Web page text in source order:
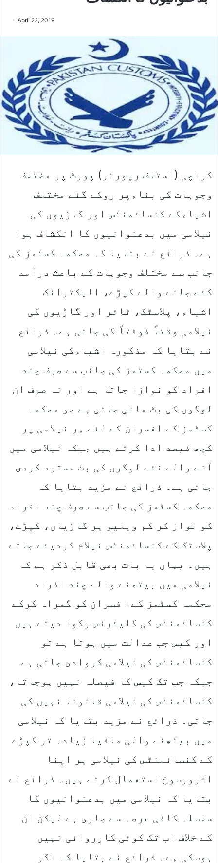
April 22, 2019
کراچی (اسٹاف رپورٹر) پورٹ پر مختلف
وجوہات کی بناءپر روکے گئے مختلف
اشیاءکے کنسائمنٹس اور گاڑیوں کی
نیلامی میں بدعنوانیوں کا انکشاف ہوا
ہے۔ ذرائع نے بتایا کہ محکمہ کسٹمز کی
جانب سے مختلف وجوہات کے باعث درآمد
کئے جانے والے کپڑے، الیکٹرانک
اشیاء، پلاسٹک، ٹائر اور گاڑیوں کی
نیلامی وقتاً فوقتاً کی جاتی ہے۔ ذرائع
نے بتایا کہ مذکورہ اشیاءکی نیلامی
میں محکمہ کسٹمز کی جانب سے صرف چند
افراد کو نوازا جاتا ہے اور نہ صرف ان
لوگوں کی بٹ مانی جاتی ہے جو محکمہ
کسٹمز کے افسران کے لئے ہر نیلامی پر
کچھ فیصد ادا کرتے ہیں جبکہ نیلامی میں
آنے والے نئے لوگوں کی بٹ مسترد کردی
جاتی ہے۔ ذرائع نے مزید بتایا کہ
محکمہ کسٹمز کی جانب سے صرف چند افراد
کو نواز کر کم ویلیو پر گاڑیاں، کپڑے،
پلاسٹک کے کنسائمنٹس نیلام کردیئے جاتے
ہیں۔ یہاں یہ بات بھی قابل ذکر ہے کہ
نیلامی میں بیٹھنے والے چند افراد
محکمہ کسٹمز کے افسران کو گمراہ کرکے
کنسائمنٹس کی کلیئرنس رکوا دیتے ہیں
اور کیس جب عدالت میں ہوتا ہے تو
کنسائمنٹس کی نیلامی کروادی جاتی ہے
جبکہ جب تک کیس کا فیصلہ نہیں ہوجاتا،
کنسائمنٹس کی نیلامی قانونا نہیں کی
جاتی۔ ذرائع نے مزید بتایا کہ نیلامی
میں بیٹھنے والی مافیا زیادہ تر کپڑے
کے کنسائمنٹس کی نیلامی پر اپنا
اثرورسوخ استعمال کرتے ہیں۔ ذرائع نے
بتایا کہ نیلامی میں بدعنوانیوں کا
سلسلہ کافی عرصہ سے جاری ہے لیکن ان
کے خلاف اب تک کوئی کارروائی نہیں
ہوسکی ہے۔ ذرائع نے بتایا کہ اگر